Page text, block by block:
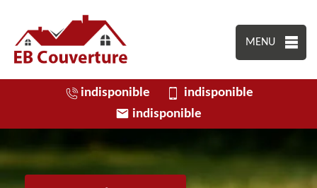
MENU
indisponible
indisponible
indisponible